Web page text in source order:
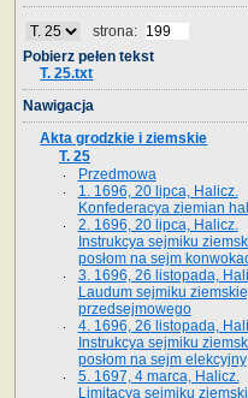
strona:
Pobierz pełen tekst
T. 25.txt
Nawigacja
Akta grodzkie i ziemskie
T. 25
Przedmowa
1. 1696, 20 lipca, Halicz.
Konfederacya ziemian
2. 1696, 20 lipca, Halicz.
Instrukcya sejmiku
posłom na sejm
3. 1696, 26 listopada,
Laudum sejmiku
przedsejmowego
4. 1696, 26 listopada,
Instrukcya sejmiku
posłom na sejm elekcyjny
5. 1697, 4 marca, Halicz.
Limitacya sejmiku